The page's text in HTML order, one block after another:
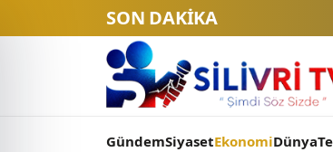
SON DAKİKA NASA Ay Üssü
GündemSiyasetEkonomiDünya